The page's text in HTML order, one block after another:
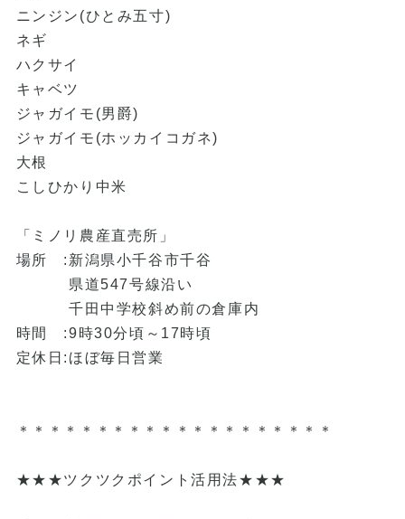
ニンジン(ひとみ五寸)
ネギ
ハクサイ
キャベツ
ジャガイモ(男爵)
ジャガイモ(ホッカイコガネ)
大根
こしひかり中米
「ミノリ農産直売所」
場所 :新潟県小千谷市千谷
県道547号線沿い
千田中学校斜め前の倉庫内
時間 :9時30分頃～17時頃
定休日:ほぼ毎日営業
＊＊＊＊＊＊＊＊＊＊＊＊＊＊＊＊＊＊＊＊
★★★ツクツクポイント活用法★★★